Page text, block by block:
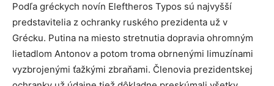
Podľa gréckych novín Eleftheros Typos sú najvyšší
predstavitelia z ochranky ruského prezidenta už v
Grécku. Putina na miesto stretnutia dopravia ohromným
lietadlom Antonov a potom troma obrnenými limuzínami
vyzbrojenými ťažkými zbraňami. Členovia prezidentskej